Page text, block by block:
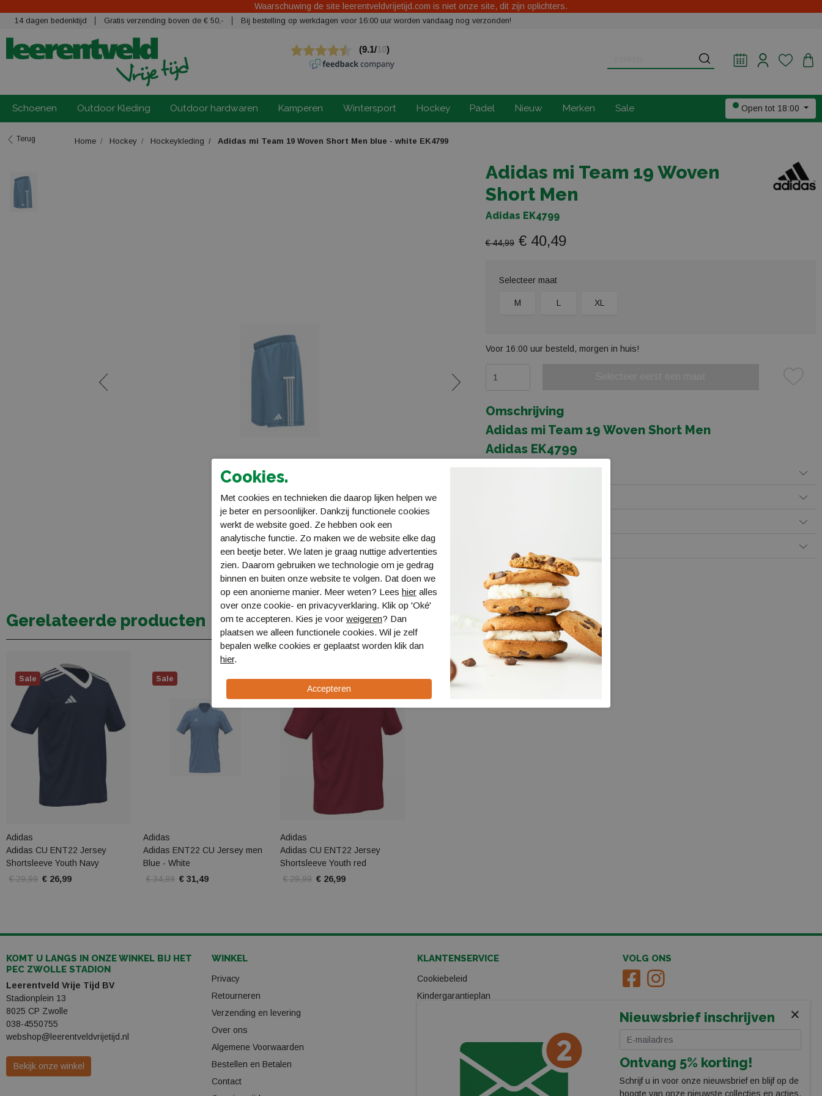
Waarschuwing de site leerentveldvrijetijd.com is niet onze site, dit zijn oplichters.
14 dagen bedenktijd Gratis verzending boven de € 50,- Bij bestelling op werkdagen voor 16:00 uur worden vandaag nog verzonden!
Schoenen Outdoor Kleding Outdoor hardwaren Kamperen Wintersport Hockey Padel Nieuw Merken Sale Open tot 18:00
Terug Home Hockey Hockeykleding Adidas mi Team 19 Woven Short Men blue - white EK4799
Adidas mi Team 19 Woven
Short Men
Adidas EK4799
€ 44,99 € 40,49
Selecteer maat
M L XL
Voor 16:00 uur besteld, morgen in huis!
Omschrijving
Adidas mi Team 19 Woven Short Men
Adidas EK4799
Gerelateerde producten
Adidas
Adidas CU ENT22 Jersey
Shortsleeve Youth Navy
€ 29,99 € 26,99
Sale
Adidas
Adidas ENT22 CU Jersey men
Blue - White
€ 34,99 € 31,49
Sale
Adidas
Adidas CU ENT22 Jersey
Shortsleeve Youth red
€ 29,99 € 26,99
Sale
KOMT U LANGS IN ONZE WINKEL BIJ HET
PEC ZWOLLE STADION
Leerentveld Vrije Tijd BV
Stadionplein 13
8025 CP Zwolle
038-4550755
webshop@leerentveldvrijetijd.nl
Bekijk onze winkel
WINKEL
Privacy
Retourneren
Verzending en levering
Over ons
Algemene Voorwaarden
Bestellen en Betalen
Contact
KLANTENSERVICE
Cookiebeleid
Kindergarantieplan
Ski/Snowboard onderhoud
VOLG ONS
×
Nieuwsbrief inschrijven
Ontvang 5% korting!
Schrijf u in voor onze nieuwsbrief en blijf op de
hoogte van onze nieuwste collecties en acties.
Cookies.
Met cookies en technieken die daarop lijken helpen we
je beter en persoonlijker. Dankzij functionele cookies
werkt de website goed. Ze hebben ook een
analytische functie. Zo maken we de website elke dag
een beetje beter. We laten je graag nuttige advertenties
zien. Daarom gebruiken we technologie om je gedrag
binnen en buiten onze website te volgen. Dat doen we
op een anonieme manier. Meer weten? Lees hier alles
over onze cookie- en privacyverklaring. Klik op 'Oké'
om te accepteren. Kies je voor weigeren? Dan
plaatsen we alleen functionele cookies. Wil je zelf
bepalen welke cookies er geplaatst worden klik dan
hier.